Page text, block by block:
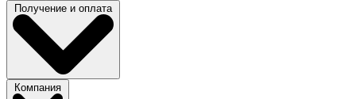
Получение и оплата
Компания